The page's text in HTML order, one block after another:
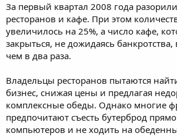
За первый квартал 2008 года
ресторанов и кафе. При этом
увеличилось на 25%, а число кафе,
закрыться, не дожидаясь
чем в два раза.
Владельцы ресторанов пытаются
бизнес, снижая цены и предлагая
комплексные обеды. Однако многие
предпочитают съесть бутерброд
компьютеров и не ходить на